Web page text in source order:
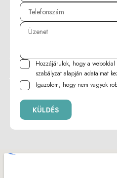
Hozzájárulok, hogy a weboldal
szabályzat alapján adataimat
Igazolom, hogy nem vagyok
KÜLDÉS